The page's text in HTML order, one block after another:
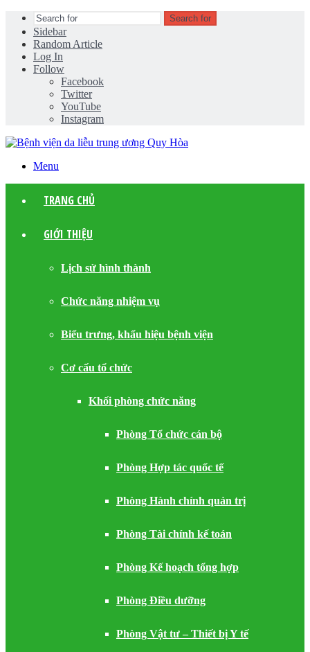
Search for
Sidebar
Random Article
Log In
Follow
Facebook
Twitter
YouTube
Instagram
Menu
TRANG CHỦ
GIỚI THIỆU
Lịch sử hình thành
Chức năng nhiệm vụ
Biểu trưng, khẩu hiệu bệnh viện
Cơ cấu tổ chức
Khối phòng chức năng
Phòng Tổ chức cán bộ
Phòng Hợp tác quốc tế
Phòng Hành chính quản trị
Phòng Tài chính kế toán
Phòng Kế hoạch tổng hợp
Phòng Điều dưỡng
Phòng Vật tư – Thiết bị Y tế